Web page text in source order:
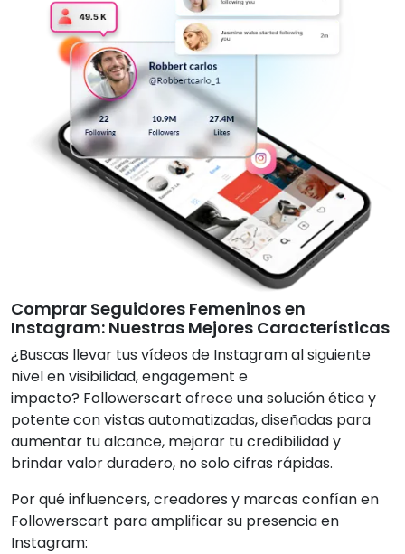
Comprar Seguidores Femeninos en
Instagram: Nuestras Mejores Características
¿Buscas llevar tus vídeos de Instagram al siguiente
nivel en visibilidad, engagement e
impacto? Followerscart ofrece una solución ética y
potente con vistas automatizadas, diseñadas para
aumentar tu alcance, mejorar tu credibilidad y
brindar valor duradero, no solo cifras rápidas.
Por qué influencers, creadores y marcas confían en
Followerscart para amplificar su presencia en
Instagram: